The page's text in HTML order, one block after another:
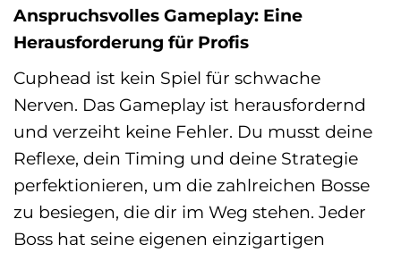
Anspruchsvolles Gameplay: Eine
Herausforderung für Profis
Cuphead ist kein Spiel für schwache
Nerven. Das Gameplay ist herausfordernd
und verzeiht keine Fehler. Du musst deine
Reflexe, dein Timing und deine Strategie
perfektionieren, um die zahlreichen Bosse
zu besiegen, die dir im Weg stehen. Jeder
Boss hat seine eigenen einzigartigen